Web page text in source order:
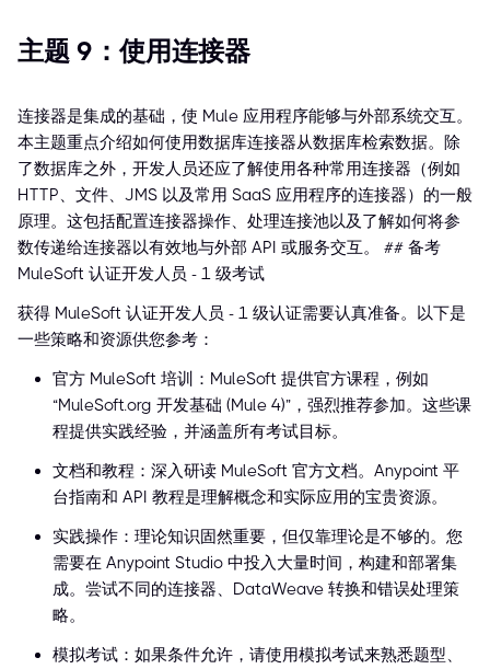
主题 9：使用连接器
连接器是集成的基础，使 Mule 应用程序能够与外部系统交互。
本主题重点介绍如何使用数据库连接器从数据库检索数据。除
了数据库之外，开发人员还应了解使用各种常用连接器（例如
HTTP、文件、JMS 以及常用 SaaS 应用程序的连接器）的一般
原理。这包括配置连接器操作、处理连接池以及了解如何将参
数传递给连接器以有效地与外部 API 或服务交互。 ## 备考
MuleSoft 认证开发人员 - 1 级考试
获得 MuleSoft 认证开发人员 - 1 级认证需要认真准备。以下是
一些策略和资源供您参考：
官方 MuleSoft 培训：MuleSoft 提供官方课程，例如
“MuleSoft.org 开发基础 (Mule 4)”，强烈推荐参加。这些课
程提供实践经验，并涵盖所有考试目标。
文档和教程：深入研读 MuleSoft 官方文档。Anypoint 平
台指南和 API 教程是理解概念和实际应用的宝贵资源。
实践操作：理论知识固然重要，但仅靠理论是不够的。您
需要在 Anypoint Studio 中投入大量时间，构建和部署集
成。尝试不同的连接器、DataWeave 转换和错误处理策
略。
模拟考试：如果条件允许，请使用模拟考试来熟悉题型、